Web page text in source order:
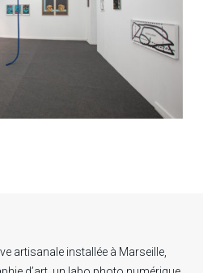
artisanale installée à Marseille,